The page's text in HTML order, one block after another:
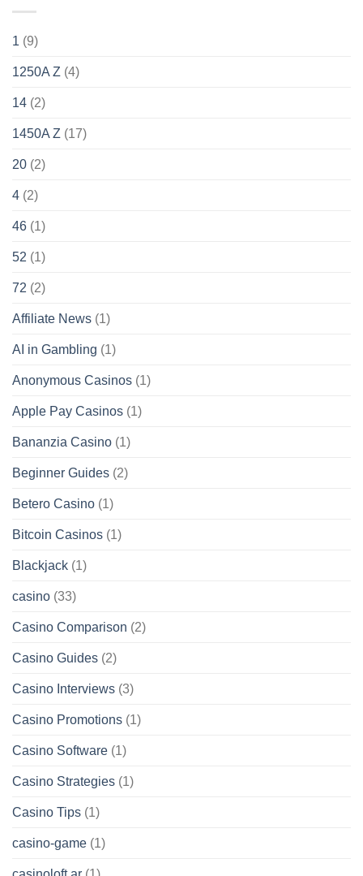
1 (9)
1250A Z (4)
14 (2)
1450A Z (17)
20 (2)
4 (2)
46 (1)
52 (1)
72 (2)
Affiliate News (1)
AI in Gambling (1)
Anonymous Casinos (1)
Apple Pay Casinos (1)
Bananzia Casino (1)
Beginner Guides (2)
Betero Casino (1)
Bitcoin Casinos (1)
Blackjack (1)
casino (33)
Casino Comparison (2)
Casino Guides (2)
Casino Interviews (3)
Casino Promotions (1)
Casino Software (1)
Casino Strategies (1)
Casino Tips (1)
casino-game (1)